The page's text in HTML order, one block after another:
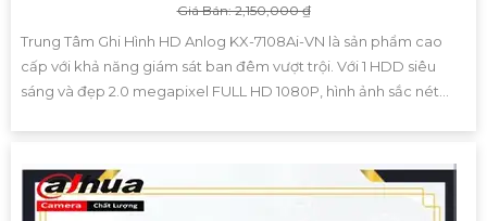
Giá Bán: 2,150,000 ₫
Trung Tâm Ghi Hình HD Anlog KX-7108Ai-VN là sản phẩm cao
cấp với khả năng giám sát ban đêm vượt trội. Với 1 HDD siêu
sáng và đẹp 2.0 megapixel FULL HD 1080P, hình ảnh sắc nét...